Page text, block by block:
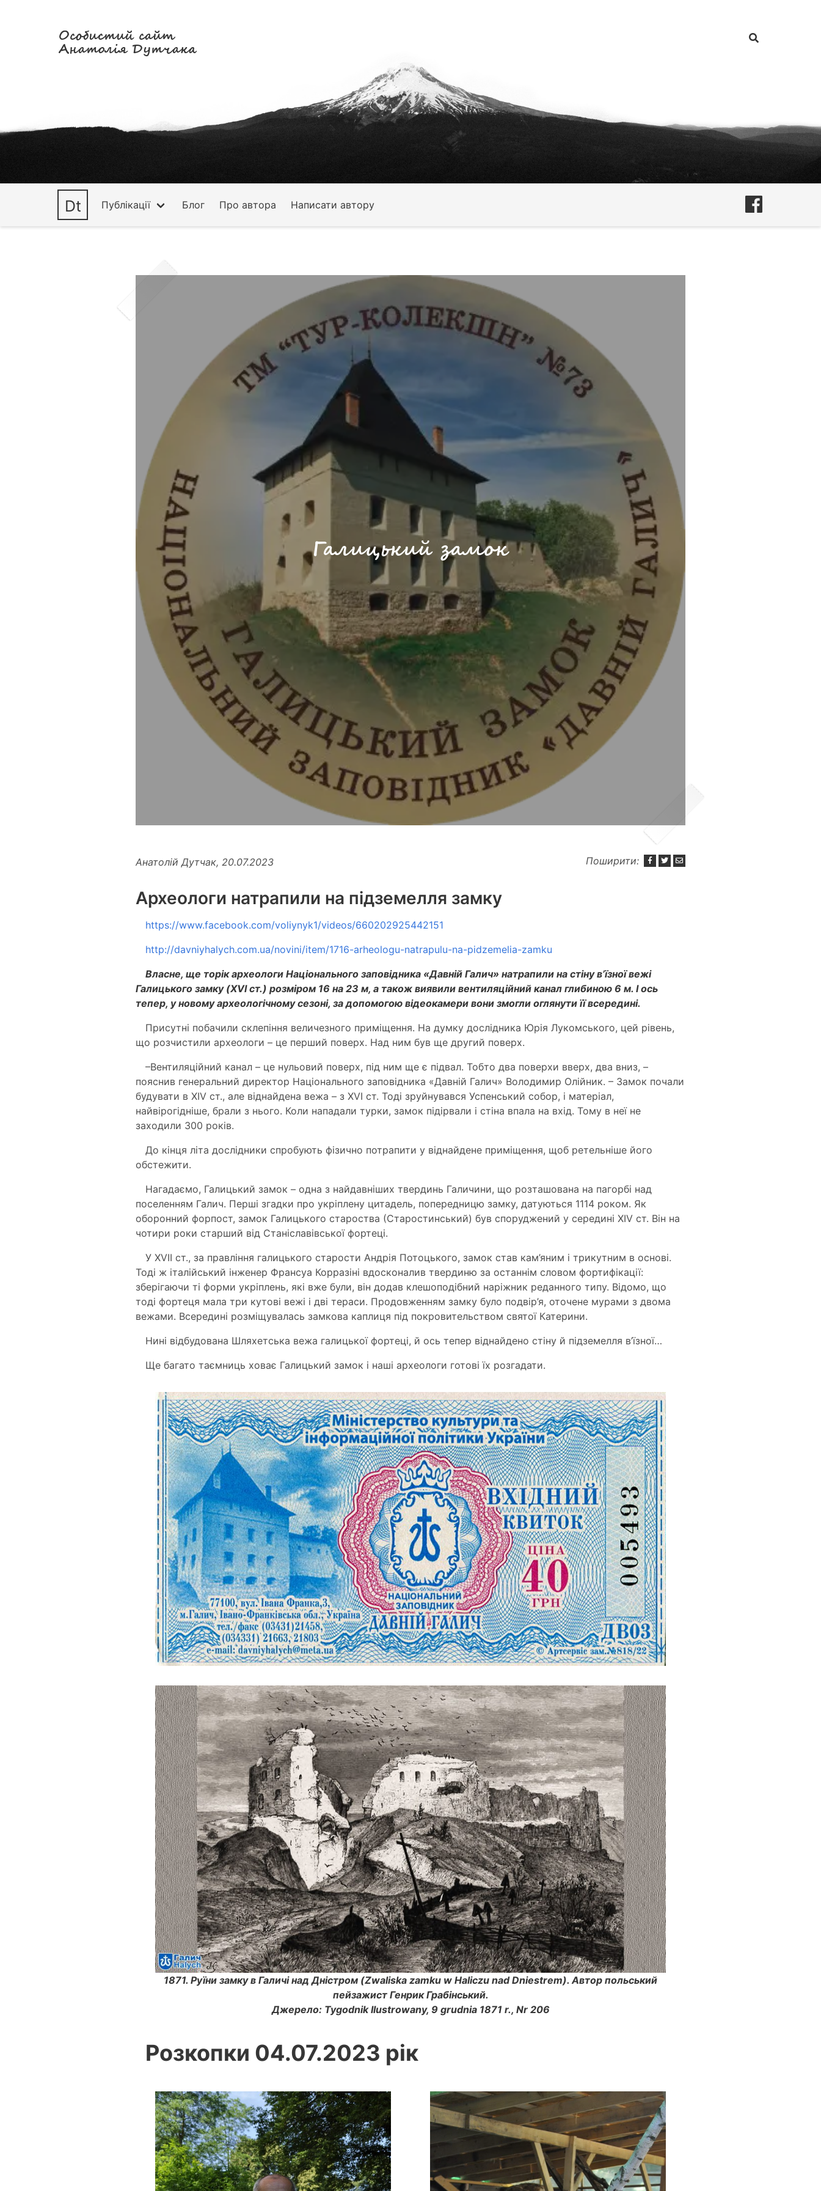
Особистий сайт
Анатолія Дутчака
Dt Публікації Блог Про автора Написати автору
Галицький замок
Анатолій Дутчак, 20.07.2023 Поширити:
Археологи натрапили на підземелля замку
https://www.facebook.com/voliynyk1/videos/660202925442151
http://davniyhalych.com.ua/novini/item/1716-arheologu-natrapulu-na-pidzemelia-zamku
Власне, ще торік археологи Національного заповідника «Давній Галич» натрапили на стіну в’їзної вежі
Галицького замку (XVI ст.) розміром 16 на 23 м, а також виявили вентиляційний канал глибиною 6 м. І ось
тепер, у новому археологічному сезоні, за допомогою відеокамери вони змогли оглянути її всередині.
Присутні побачили склепіння величезного приміщення. На думку дослідника Юрія Лукомського, цей рівень,
що розчистили археологи – це перший поверх. Над ним був ще другий поверх.
–Вентиляційний канал – це нульовий поверх, під ним ще є підвал. Тобто два поверхи вверх, два вниз, –
пояснив генеральний директор Національного заповідника «Давній Галич» Володимир Олійник. – Замок почали
будувати в XIV ст., але віднайдена вежа – з XVI ст. Тоді зруйнувався Успенський собор, і матеріал,
найвірогідніше, брали з нього. Коли нападали турки, замок підірвали і стіна впала на вхід. Тому в неї не
заходили 300 років.
До кінця літа дослідники спробують фізично потрапити у віднайдене приміщення, щоб ретельніше його
обстежити.
Нагадаємо, Галицький замок – одна з найдавніших твердинь Галичини, що розташована на пагорбі над
поселенням Галич. Перші згадки про укріплену цитадель, попередницю замку, датуються 1114 роком. Як
оборонний форпост, замок Галицького староства (Старостинський) був споруджений у середині ХІV ст. Він на
чотири роки старший від Станіславівської фортеці.
У ХVІІ ст., за правління галицького старости Андрія Потоцького, замок став кам’яним і трикутним в основі.
Тоді ж італійський інженер Франсуа Корразіні вдосконалив твердиню за останнім словом фортифікації:
зберігаючи ті форми укріплень, які вже були, він додав клешоподібний наріжник реданного типу. Відомо, що
тоді фортеця мала три кутові вежі і дві тераси. Продовженням замку було подвір’я, оточене мурами з двома
вежами. Всередині розміщувалась замкова каплиця під покровительством святої Катерини.
Нині відбудована Шляхетська вежа галицької фортеці, й ось тепер віднайдено стіну й підземелля в’їзної…
Ще багато таємниць ховає Галицький замок і наші археологи готові їх розгадати.
1871. Руїни замку в Галичі над Дністром (Zwaliska zamku w Haliczu nad Dniestrem). Автор польський
пейзажист Генрик Грабінський.
Джерело: Tygodnik Ilustrowany, 9 grudnia 1871 r., Nr 206
Розкопки 04.07.2023 рік